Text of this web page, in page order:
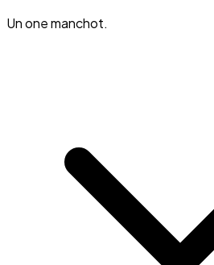
Un one manchot.